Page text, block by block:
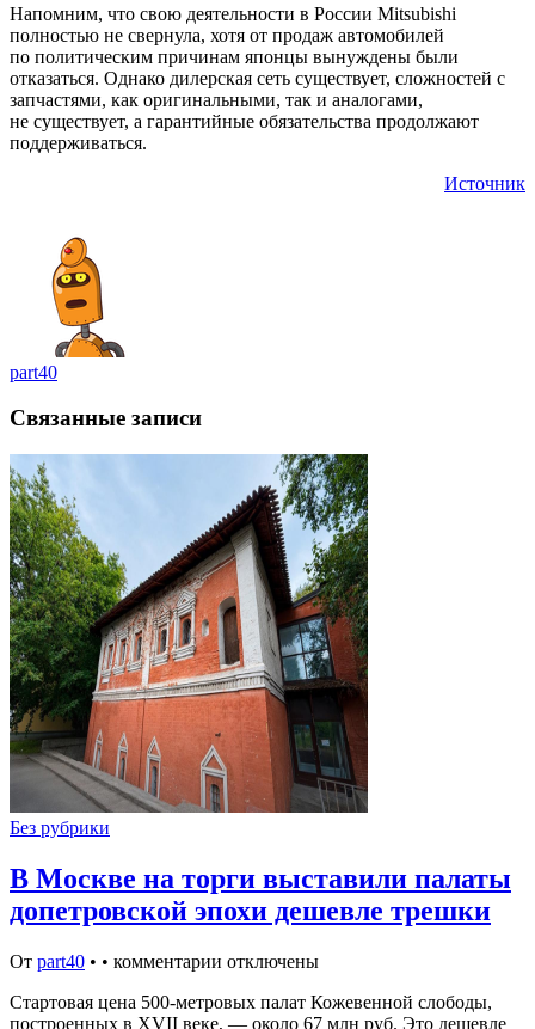
Напомним, что свою деятельности в России Mitsubishi
полностью не свернула, хотя от продаж автомобилей
по политическим причинам японцы вынуждены были
отказаться. Однако дилерская сеть существует, сложностей с
запчастями, как оригинальными, так и аналогами,
не существует, а гарантийные обязательства продолжают
поддерживаться.
Источник
part40
Связанные записи
Без рубрики
В Москве на торги выставили палаты
допетровской эпохи дешевле трешки
От part40 • • комментарии отключены
Стартовая цена 500-метровых палат Кожевенной слободы,
построенных в XVII веке, — около 67 млн руб. Это дешевле